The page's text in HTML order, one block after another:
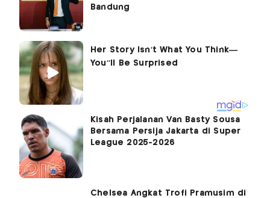
Bandung
Kisah Perjalanan Van Basty Sousa
Bersama Persija Jakarta di Super
League 2025-2026
Chelsea Angkat Trofi Pramusim di